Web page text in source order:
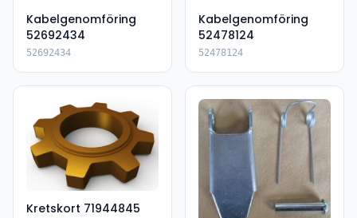
Kabelgenomföring
52692434
52692434
Kabelgenomföring
52478124
52478124
Kretskort 71944845